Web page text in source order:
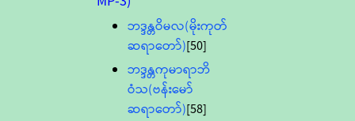
ဘဒ္ဒန္တဝိမလ(မိုးကုတ်
ဆရာတော်)[50]
ဘဒ္ဒန္တကုမာရာဘိ
ဝံသ(ဗန်းမော်
ဆရာတော်)[58]